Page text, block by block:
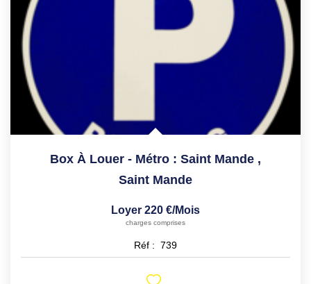
Box À Louer - Métro : Saint Mande ,
Saint Mande
Loyer 220 €/mois
charges comprises
Réf : 739